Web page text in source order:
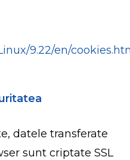
9.22/en/
datele transferate
sunt criptate SSL